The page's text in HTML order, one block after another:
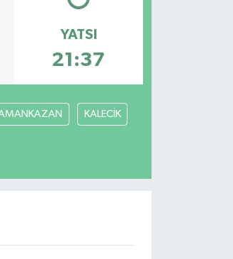
YATSI
21:37
KALECİK